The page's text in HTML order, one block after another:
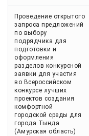
Проведение открытого
запроса предложений
по выбору
подрядчика для
подготовки и
оформления
разделов конкурсной
заявки для участия
во Всероссийском
конкурсе лучших
проектов создания
комфортной
городской среды для
города Тында
(Амурская область)